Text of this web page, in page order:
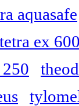
aquasafe
tetra ex